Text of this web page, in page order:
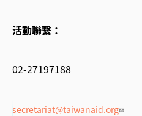
活動聯繫：
02-27197188
secretariat@taiwanaid.org